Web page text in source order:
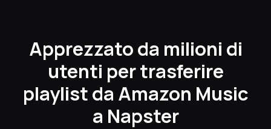
Apprezzato da milioni di
utenti per trasferire
playlist da Amazon Music
a Napster